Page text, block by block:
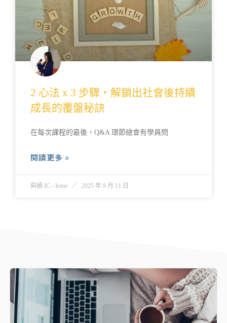
2 心法 x 3 步驟・解鎖出社會後持續
成長的覆盤秘訣
在每次課程的最後，Q&A 環節總會有學員問
閱讀更多 »
斜槓 IC - Irene 2025 年 9 月 11 日